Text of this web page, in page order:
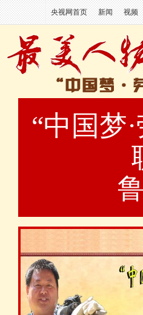
央视网首页 新闻 视频
“中国梦